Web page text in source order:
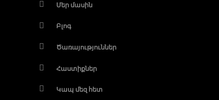
Մեր մասին
Բլոգ
Ծառայություններ
Հաստիքներ
Կապ մեզ հետ